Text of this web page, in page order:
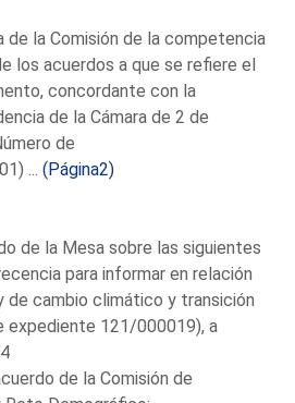
de la Comisión de la competencia
los acuerdos a que se refiere el
concordante con la
de la Cámara de 2 de
de
...(Página2)
de la Mesa sobre las siguientes
para informar en relación
cambio climático y transición
expediente 121/000019), a
de la Comisión de